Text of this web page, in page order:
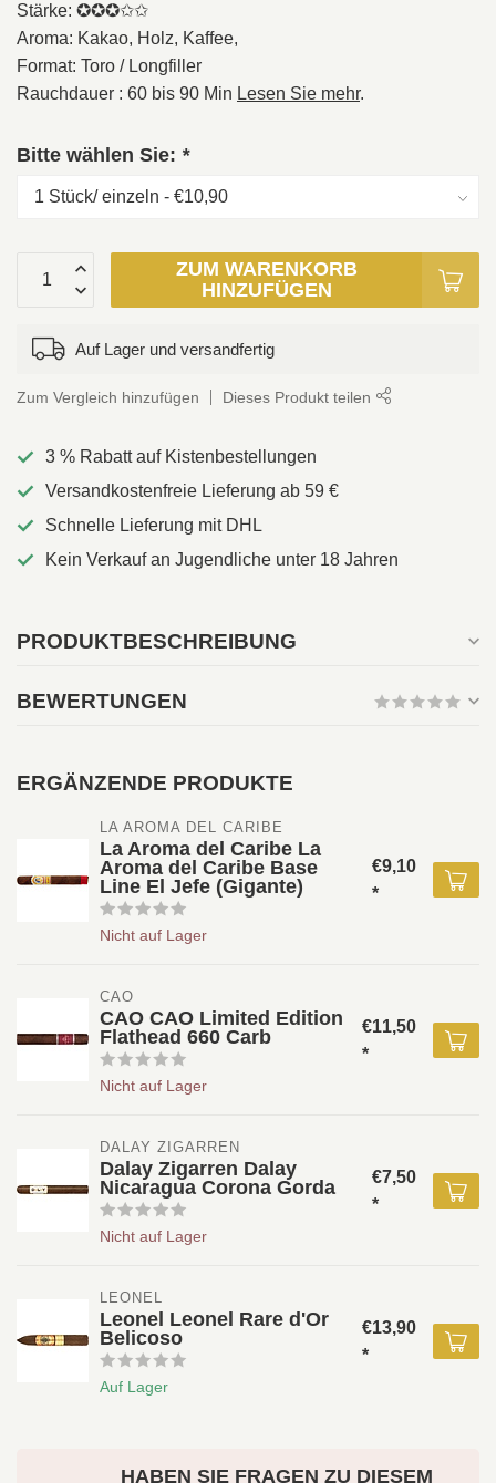
Stärke: ✪✪✪✩✩
Aroma: Kakao, Holz, Kaffee,
Format: Toro / Longfiller
Rauchdauer : 60 bis 90 Min Lesen Sie mehr.
Bitte wählen Sie: *
ZUM WARENKORB
HINZUFÜGEN
Auf Lager und versandfertig
Zum Vergleich hinzufügen Dieses Produkt teilen
3 % Rabatt auf Kistenbestellungen
Versandkostenfreie Lieferung ab 59 €
Schnelle Lieferung mit DHL
Kein Verkauf an Jugendliche unter 18 Jahren
PRODUKTBESCHREIBUNG
BEWERTUNGEN
ERGÄNZENDE PRODUKTE
LA AROMA DEL CARIBE
La Aroma del Caribe La
Aroma del Caribe Base
Line El Jefe (Gigante)
Nicht auf Lager
€9,10
*
CAO
CAO CAO Limited Edition
Flathead 660 Carb
Nicht auf Lager
€11,50
*
DALAY ZIGARREN
Dalay Zigarren Dalay
Nicaragua Corona Gorda
Nicht auf Lager
€7,50
*
LEONEL
Leonel Leonel Rare d'Or
Belicoso
Auf Lager
€13,90
*
HABEN SIE FRAGEN ZU DIESEM